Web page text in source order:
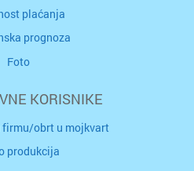
plaćanja
prognoza
Foto
KORISNIKE
firmu/obrt u mojkvart
produkcija